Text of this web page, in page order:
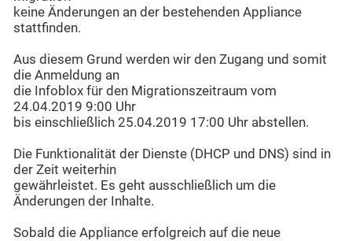
keine Änderungen an der bestehenden Appliance
stattfinden.
Aus diesem Grund werden wir den Zugang und somit
die Anmeldung an
die Infoblox für den Migrationszeitraum vom
24.04.2019 9:00 Uhr
bis einschließlich 25.04.2019 17:00 Uhr abstellen.
Die Funktionalität der Dienste (DHCP und DNS) sind in
der Zeit weiterhin
gewährleistet. Es geht ausschließlich um die
Änderungen der Inhalte.
Sobald die Appliance erfolgreich auf die neue